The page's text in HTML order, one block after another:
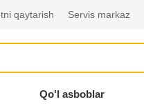
qaytarish Servis markaz
Qo'l asboblar